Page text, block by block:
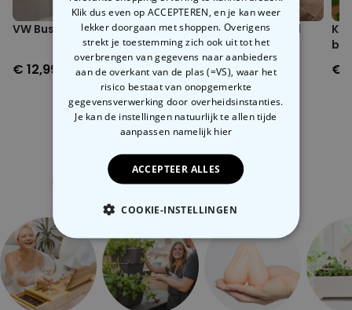
VW Bus opbergdoos
€ 12,99
Reuze octopus knuffel
€ 59,99 €
Gerelateerde categorie
Bekijk onze andere categorie met ongewone dingen
Klik dus even op ACCEPTEREN, en je kan weer
lekker doorgaan met shoppen. Overigens
strekt je toestemming zich ook uit tot het
overbrengen van gegevens naar aanbieders
aan de overkant van de plas (=VS), waar het
risico bestaat van onopgemerkte
gegevensverwerking door overheidsinstanties.
Je kan de instellingen natuurlijk te allen tijde
aanpassen namelijk hier
ACCEPTEER ALLES
COOKIE-INSTELLINGEN
NOODZAKELIJK
PERFORMANCE